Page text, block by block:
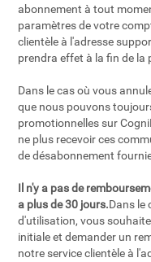
abonnement à tout
paramètres de votre
clientèle à l'adresse
prendra effet à la fin de la
Dans le cas où vous
que nous pouvons
promotionnelles sur
ne plus recevoir ces
de désabonnement
Il n'y a pas de
a plus de 30 jours.Dans le
d'utilisation, vous
initiale et demander un
notre service clientèle à